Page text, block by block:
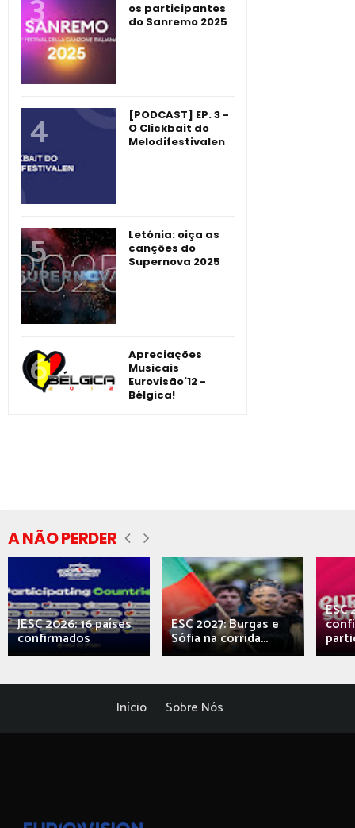
os participantes
do Sanremo 2025
[PODCAST] EP. 3 -
O Clickbait do
Melodifestivalen
Letónia: oiça as
canções do
Supernova 2025
Apreciações
Musicais
Eurovisão'12 -
Bélgica!
A NÃO PERDER
JESC 2026: 16 países
confirmados
ESC 2027: Burgas e
Sófia na corrida...
ESC
Início Sobre Nós